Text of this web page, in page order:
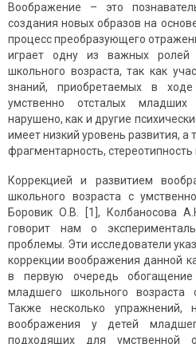
Воображение – это
создания новых образов на
процесс преобразующего
играет одну из важных
школьного возраста, так как
знаний, приобретаемых в
умственно отсталых младших
нарушено, как и другие
имеет низкий уровень развития, а
фрагментарность, стереотипность
Коррекцией и развитием
школьного возраста с
Боровик О.В. [1], Колбаносова
говорит нам о
проблемы. Эти исследователи
коррекции воображения данной
в первую очередь
младшего школьного возраста
Также несколько упражнений,
воображения у детей
подходящих для умственной